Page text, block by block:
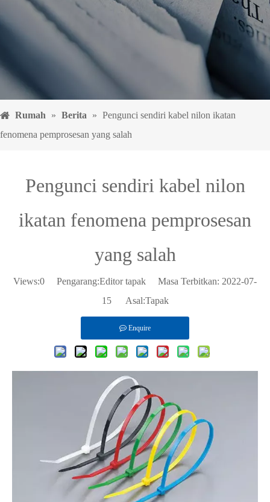
Rumah » Berita » Pengunci sendiri kabel nilon ikatan
fenomena pemprosesan yang salah
Pengunci sendiri kabel nilon
ikatan fenomena pemprosesan
yang salah
Views:0 Pengarang:Editor tapak Masa Terbitkan: 2022-07-
15 Asal:Tapak
Enquire